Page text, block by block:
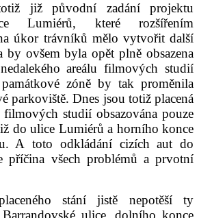
již původní zadání projektu
Lumiérů, které rozšířením
úkor trávníků mělo vytvořit další
by ovšem byla opět plně obsazena
areálu filmových studií
zóně by tak proměnila
parkoviště. Dnes jsou totiž placená
studií obsazována pouze
do ulice Lumiérů a horního konce
A toto odkládání cizích aut do
příčina všech problémů a prvotní
stání jistě nepotěší ty